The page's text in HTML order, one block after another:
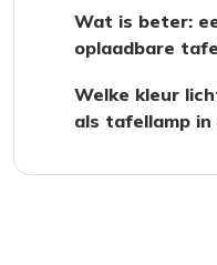
buiten.
de schaduw
langzamer. Staat
overkapping,
USB‑oplader
Wat is beter:
oplaadbare
plek? Dan is
veel of staat hij
Welke kleur
als tafellamp in
(ongeveer